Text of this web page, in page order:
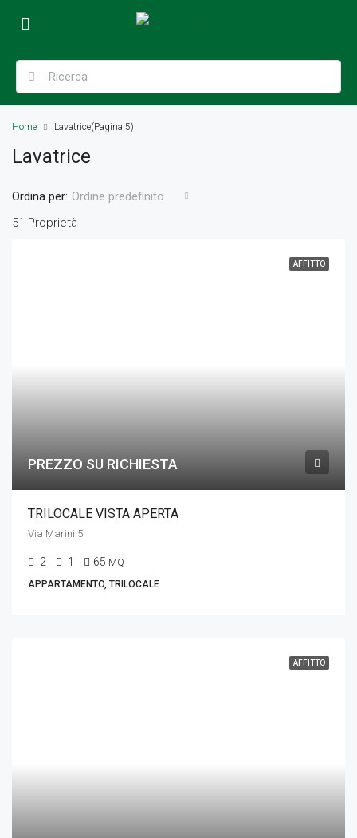
Home Lavatrice(Pagina 5)
Lavatrice
51 Proprietà
Ordina per: Ordine predefinito
AFFITTO
PREZZO SU RICHIESTA
TRILOCALE VISTA APERTA
Via Marini 5
2 1 65 MQ
APPARTAMENTO, TRILOCALE
AFFITTO